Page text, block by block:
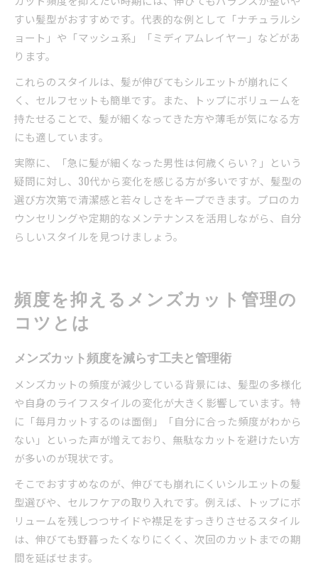
すい髪型がおすすめです。代表的な例として「ナチュラルシ
ョート」や「マッシュ系」「ミディアムレイヤー」などがあ
ります。
これらのスタイルは、髪が伸びてもシルエットが崩れにく
く、セルフセットも簡単です。また、トップにボリュームを
持たせることで、髪が細くなってきた方や薄毛が気になる方
にも適しています。
実際に、「急に髪が細くなった男性は何歳くらい？」という
疑問に対し、30代から変化を感じる方が多いですが、髪型の
選び方次第で清潔感と若々しさをキープできます。プロのカ
ウンセリングや定期的なメンテナンスを活用しながら、自分
らしいスタイルを見つけましょう。
頻度を抑えるメンズカット管理の
コツとは
メンズカット頻度を減らす工夫と管理術
メンズカットの頻度が減少している背景には、髪型の多様化
や自身のライフスタイルの変化が大きく影響しています。特
に「毎月カットするのは面倒」「自分に合った頻度がわから
ない」といった声が増えており、無駄なカットを避けたい方
が多いのが現状です。
そこでおすすめなのが、伸びても崩れにくいシルエットの髪
型選びや、セルフケアの取り入れです。例えば、トップにボ
リュームを残しつつサイドや襟足をすっきりさせるスタイル
は、伸びても野暮ったくなりにくく、次回のカットまでの期
間を延ばせます。